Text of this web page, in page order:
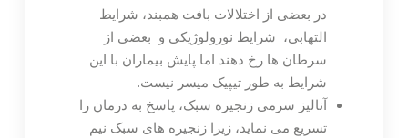
در بعضی از اختلالات بافت همبند، شرایط
التهابی، شرایط نورولوژیکی و بعضی از
سرطان ها رخ دهند اما پایش بیماران با این
شرایط به طور تیپیک میسر نیست.
آنالیز سرمی زنجیره سبک، پاسخ به درمان را
تسریع می نماید، زیرا زنجیره های سبک نیم